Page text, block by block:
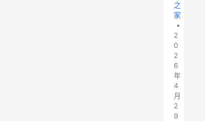
之
家
•
2
0
2
6
年
4
月
2
9